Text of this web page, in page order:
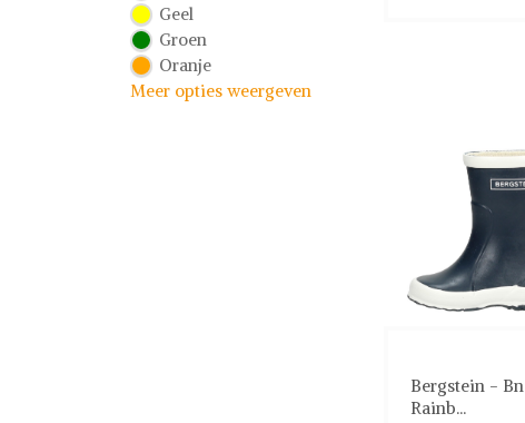
Geel
Groen
Oranje
Meer opties weergeven
Bergstein - Bn
Rainb...